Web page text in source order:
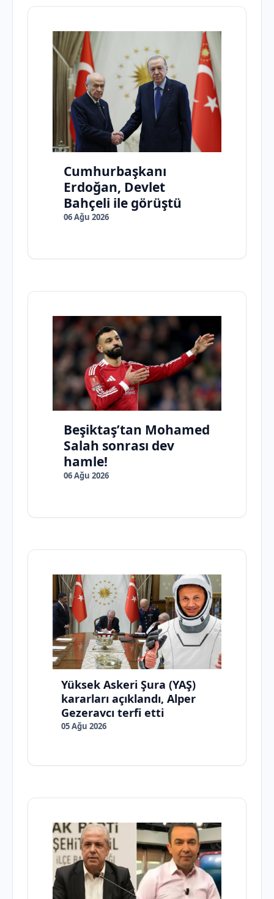
Cumhurbaşkanı
Erdoğan, Devlet
Bahçeli ile görüştü
06 Ağu 2026
Beşiktaş’tan Mohamed
Salah sonrası dev
hamle!
06 Ağu 2026
Yüksek Askeri Şura (YAŞ)
kararları açıklandı, Alper
Gezeravcı terfi etti
05 Ağu 2026